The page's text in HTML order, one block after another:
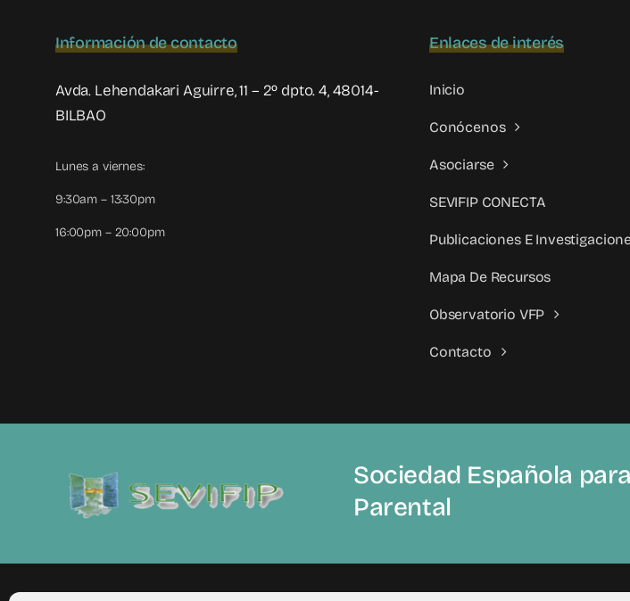
Información de contacto
Avda. Lehendakari Aguirre, 11 – 2º dpto. 4, 48014-
BILBAO
Lunes a viernes:
9:30am – 13:30pm
16:00pm – 20:00pm
Enlaces de interés
Inicio
Conócenos
Asociarse
SEVIFIP CONECTA
Publicaciones E
Mapa De Recursos
Observatorio VFP
Contacto
Sociedad Española
Parental